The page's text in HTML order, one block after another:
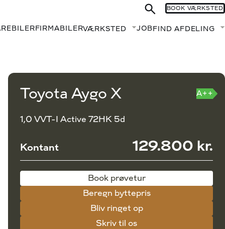
FIRMABILERVÆRKSTED Fold undermenu ud
JOB FIND AFDELING
BOOK VÆRKSTED
Toyota Aygo X
1,0 VVT-I Active 72HK 5d
A++
Kontant 129.800 kr.
Book prøvetur
Beregn byttepris
Bliv ringet op
Skriv til os